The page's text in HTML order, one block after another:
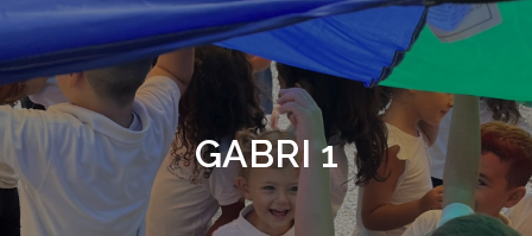
GABRI 1